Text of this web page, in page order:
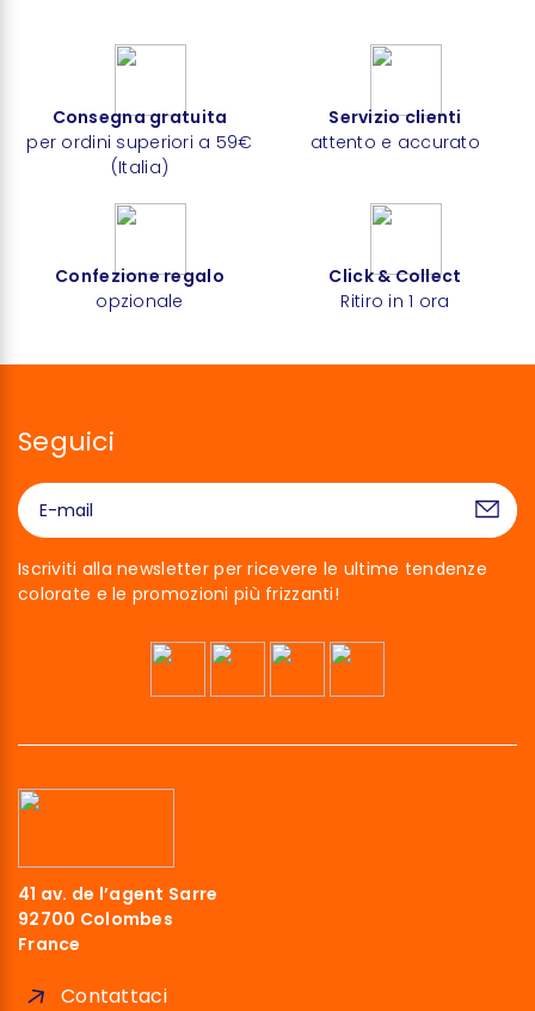
Consegna gratuita
per ordini superiori a 59€
(Italia)
Servizio clienti
attento e accurato
Confezione regalo
opzionale
Click & Collect
Ritiro in 1 ora
Seguici
Iscriviti alla newsletter per ricevere le ultime tendenze
colorate e le promozioni più frizzanti!
41 av. de l’agent Sarre
92700 Colombes
France
Contattaci